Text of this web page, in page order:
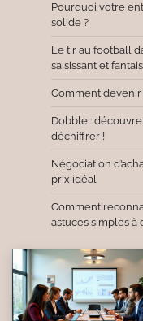
Pourquoi votre
solide ?
Le tir au football
saisissant et
Comment
Dobble :
déchiffrer !
Négociation
prix idéal
Comment
astuces simples à